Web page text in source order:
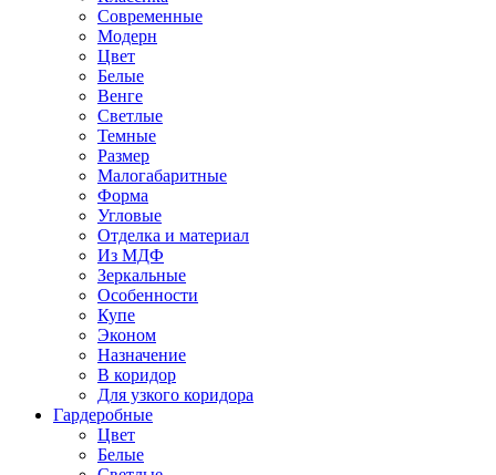
Современные
Модерн
Цвет
Белые
Венге
Светлые
Темные
Размер
Малогабаритные
Форма
Угловые
Отделка и материал
Из МДФ
Зеркальные
Особенности
Купе
Эконом
Назначение
В коридор
Для узкого коридора
Гардеробные
Цвет
Белые